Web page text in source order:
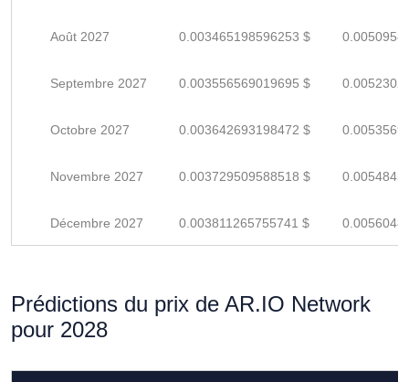
Août 2027 0.003465198596253 $
Septembre 2027 0.003556569019695 $
Octobre 2027 0.003642693198472 $
Novembre 2027 0.003729509588518 $
Décembre 2027 0.003811265755741 $
Prédictions du prix de AR.IO Network
pour 2028